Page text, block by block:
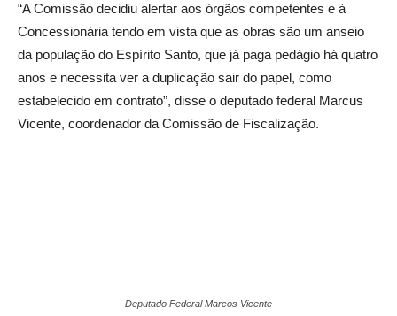
“A Comissão decidiu alertar aos órgãos competentes e à
Concessionária tendo em vista que as obras são um anseio
da população do Espírito Santo, que já paga pedágio há quatro
anos e necessita ver a duplicação sair do papel, como
estabelecido em contrato”, disse o deputado federal Marcus
Vicente, coordenador da Comissão de Fiscalização.
Deputado Federal Marcos Vicente